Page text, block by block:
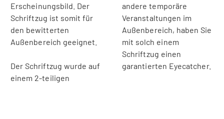
Erscheinungsbild. Der
Schriftzug ist somit für
den bewitterten
Außenbereich geeignet.
Der Schriftzug wurde auf
einem 2-teiligen
andere temporäre
Veranstaltungen im
Außenbereich, haben Sie
mit solch einem
Schriftzug einen
garantierten Eyecatcher.